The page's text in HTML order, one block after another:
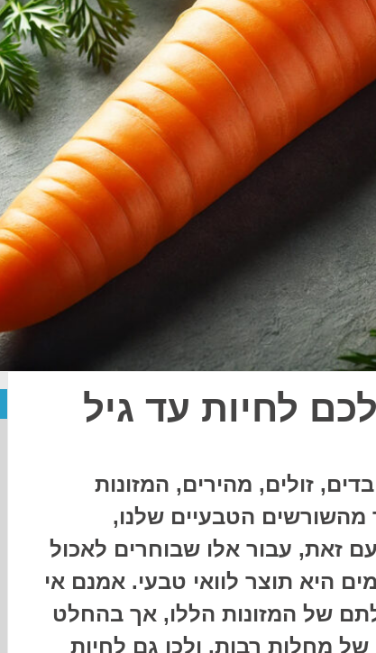
לכם לחיות עד גיל
זולים, מהירים, המזונות
מהשורשים הטבעיים שלנו,
זאת, עבור אלו שבוחרים לאכול
היא תוצר לוואי טבעי. אמנם אי
100 בגלל אכילתם של המזונות הללו, אך בהחלט
של מחלות רבות, ולכן גם לחיות